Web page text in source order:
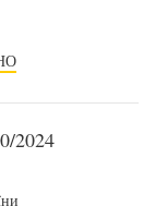
2024